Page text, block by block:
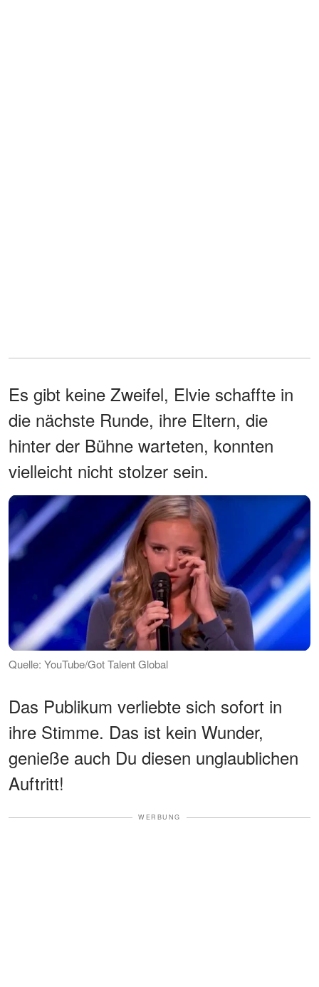
Es gibt keine Zweifel, Elvie schaffte in
die nächste Runde, ihre Eltern, die
hinter der Bühne warteten, konnten
vielleicht nicht stolzer sein.
Quelle: YouTube/Got Talent Global
Das Publikum verliebte sich sofort in
ihre Stimme. Das ist kein Wunder,
genieße auch Du diesen unglaublichen
Auftritt!
WERBUNG